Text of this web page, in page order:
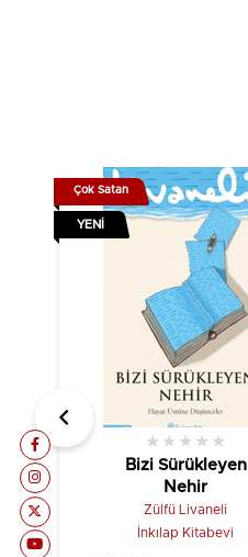
Bizi Sürükleyen
Nehir
★ ★ ★ ★ ★
Zülfü Livaneli
İnkılap Kitabevi
Çok Satan
YENI